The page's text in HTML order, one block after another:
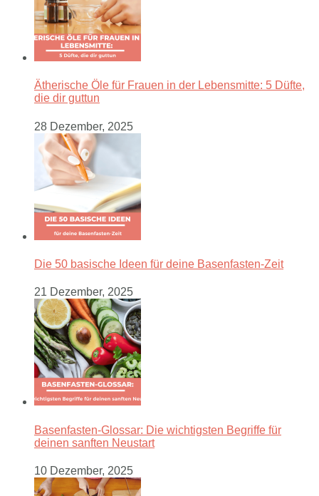
Ätherische Öle für Frauen in der Lebensmitte: 5 Düfte,
die dir guttun
28 Dezember, 2025
Die 50 basische Ideen für deine Basenfasten-Zeit
21 Dezember, 2025
Basenfasten-Glossar: Die wichtigsten Begriffe für
deinen sanften Neustart
10 Dezember, 2025